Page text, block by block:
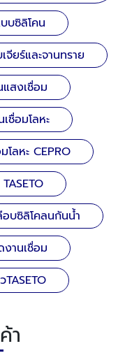
บซิลิโคน
ยร์และจานทราย
สงเชื่อม
ชื่อมโลหะ
ลหะ CEPRO
บซิลิโคลนกันน้ำ
งานเชื่อม
า